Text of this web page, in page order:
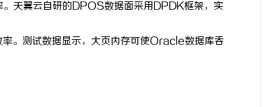
。天翼云自研的DPOS数据面采用DPDK框架，实
。测试数据显示，大页内存可使Oracle数据库吞